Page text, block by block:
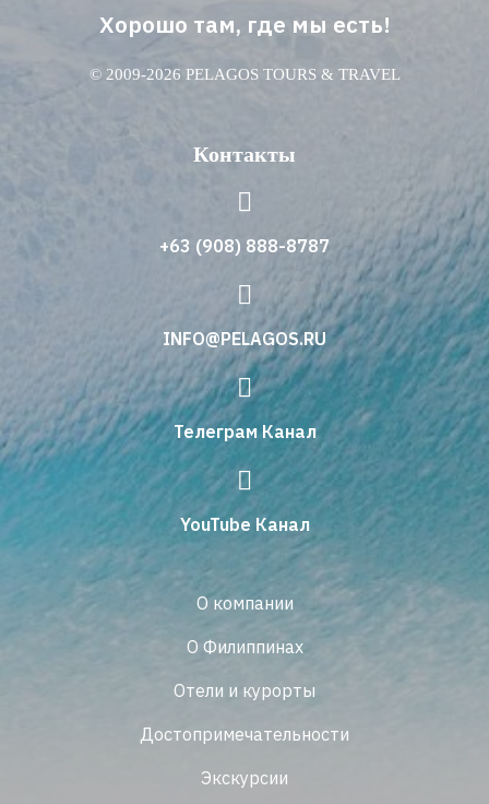
Хорошо там, где мы есть!
© 2009-2026 PELAGOS TOURS & TRAVEL
Контакты
+63 (908) 888-8787
INFO@PELAGOS.RU
Телеграм Канал
YouTube Канал
О компании
О Филиппинах
Отели и курорты
Достопримечательности
Экскурсии